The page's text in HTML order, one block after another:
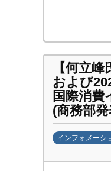
c
i
p
o
)
【何立
および
国際消費
(商務部
インフォメーシ